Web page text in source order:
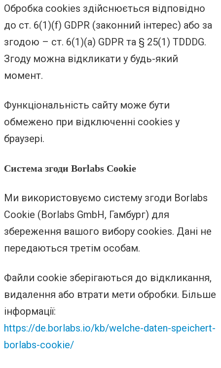
Обробка cookies здійснюється відповідно
до ст. 6(1)(f) GDPR (законний інтерес) або за
згодою – ст. 6(1)(a) GDPR та § 25(1) TDDDG.
Згоду можна відкликати у будь-який
момент.
Функціональність сайту може бути
обмежено при відключенні cookies у
браузері.
Система згоди Borlabs Cookie
Ми використовуємо систему згоди Borlabs
Cookie (Borlabs GmbH, Гамбург) для
збереження вашого вибору cookies. Дані не
передаються третім особам.
Файли cookie зберігаються до відкликання,
видалення або втрати мети обробки. Більше
інформації:
https://de.borlabs.io/kb/welche-daten-speichert-
borlabs-cookie/